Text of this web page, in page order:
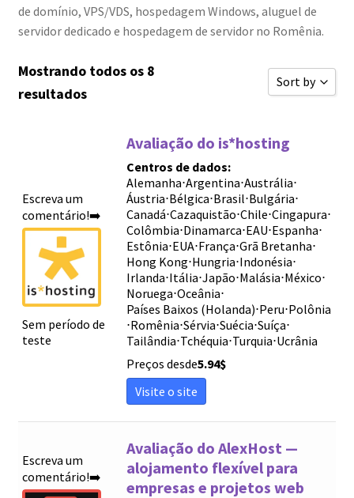
de domínio, VPS/VDS, hospedagem Windows, aluguel de
servidor dedicado e hospedagem de servidor no Romênia.
Mostrando todos os 8
resultados
Sort by
Ordenar
Ordenar por
Novas
Ordenar por
Ordenar por
Sort by
Escreva um
comentário!➡️
Sem período de
teste
Avaliação do is*hosting
Centros de dados:
Alemanha⋅Argentina⋅Austrália⋅
Áustria⋅Bélgica⋅Brasil⋅Bulgária⋅
Canadá⋅Cazaquistão⋅Chile⋅Cingapura⋅
Colômbia⋅Dinamarca⋅EAU⋅Espanha⋅
Estônia⋅EUA⋅França⋅Grã Bretanha⋅
Hong Kong⋅Hungria⋅Indonésia⋅
Irlanda⋅Itália⋅Japão⋅Malásia⋅México⋅
Noruega⋅Oceânia⋅
Países Baixos (Holanda)⋅Peru⋅Polônia
⋅Romênia⋅Sérvia⋅Suécia⋅Suíça⋅
Tailândia⋅Tchéquia⋅Turquia⋅Ucrânia
Preços desde5.94$
Visite o site
Escreva um
comentário!➡️
Avaliação do AlexHost —
alojamento flexível para
empresas e projetos web